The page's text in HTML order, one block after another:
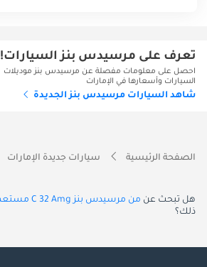
تعرف على مرسيدس بنز السيارات!
احصل على معلومات مفصلة عن مرسيدس بنز موديلات
السيارات وأسعارها في الإمارات
شاهد السيارات مرسيدس بنز الجديدة
الصفحة الرئيسية سيارات جديدة الإمارات
هل تبحث عن من مرسيدس بنز C 32 Amg مستعملة للبيع في دبي
ذلك؟